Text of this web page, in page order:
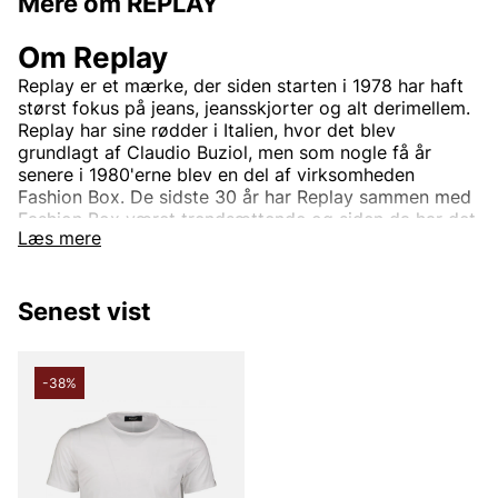
Læs mere
Om Replay
Replay er et mærke, der siden starten i 1978 har haft
størst fokus på jeans, jeansskjorter og alt derimellem.
Replay har sine rødder i Italien, hvor det blev
grundlagt af Claudio Buziol, men som nogle få år
senere i 1980'erne blev en del af virksomheden
Fashion Box. De sidste 30 år har Replay sammen med
Fashion Box været trendsættende og siden da har det
været helt synonymt med høj standard og god
et globalt koncept, der sælges hos adskillige
Virksomheden har siden starten haft tre grundpiller:
Fremragende kvalitet, karakteristisk italiensk design
og innovativ stil. Disse grundpiller har ført mærket til
den succes, det har i dag, med sin ungdommelige og
moderne stil, der tilbyder trendy, moderigtige og
letbærbare klæder til hele familien.
Senest vist
-38%